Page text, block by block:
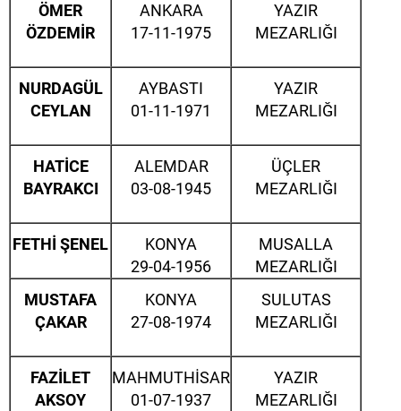
ÖMER
ÖZDEMİR
ANKARA
17-11-1975
YAZIR
MEZARLIĞI
NURDAGÜL
CEYLAN
AYBASTI
01-11-1971
YAZIR
MEZARLIĞI
HATİCE
BAYRAKCI
ALEMDAR
03-08-1945
ÜÇLER
MEZARLIĞI
FETHİ ŞENEL
KONYA
29-04-1956
MUSALLA
MEZARLIĞI
MUSTAFA
ÇAKAR
KONYA
27-08-1974
SULUTAS
MEZARLIĞI
FAZİLET
AKSOY
MAHMUTHİSAR
01-07-1937
YAZIR
MEZARLIĞI